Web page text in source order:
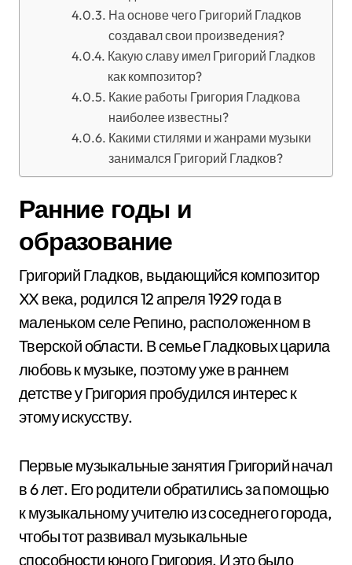
На основе чего Григорий Гладков
создавал свои произведения?
Какую славу имел Григорий Гладков
как композитор?
Какие работы Григория Гладкова
наиболее известны?
Какими стилями и жанрами музыки
занимался Григорий Гладков?
Ранние годы и
образование
Григорий Гладков, выдающийся композитор
XX века, родился 12 апреля 1929 года в
маленьком селе Репино, расположенном в
Тверской области. В семье Гладковых царила
любовь к музыке, поэтому уже в раннем
детстве у Григория пробудился интерес к
этому искусству.
Первые музыкальные занятия Григорий начал
в 6 лет. Его родители обратились за помощью
к музыкальному учителю из соседнего города,
чтобы тот развивал музыкальные
способности юного Григория. И это было